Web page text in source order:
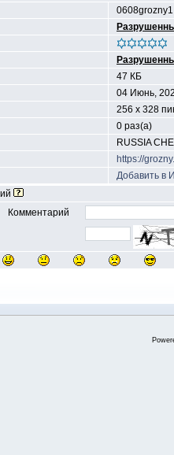
47 КБ
04 Июнь,
256 x 328
0 раз(а)
RUSSIA
https://
Добавить в
Комментарий